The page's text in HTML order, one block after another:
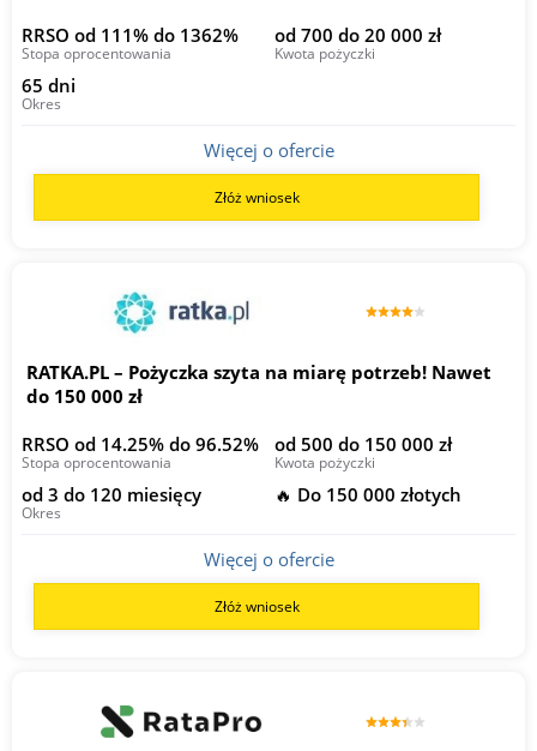
RRSO od 111% do 1362%
Stopa oprocentowania
od 700 do 20 000 zł
Kwota pożyczki
65 dni
Okres
Więcej o ofercie
Złóż wniosek
RATKA.PL – Pożyczka szyta na miarę potrzeb! Nawet
do 150 000 zł
RRSO od 14.25% do 96.52%
Stopa oprocentowania
od 500 do 150 000 zł
Kwota pożyczki
od 3 do 120 miesięcy
Okres
🔥 Do 150 000 złotych
Więcej o ofercie
Złóż wniosek